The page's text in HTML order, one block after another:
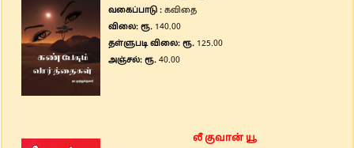
வகைப்பாடு : கவிதை
விலை: ரூ. 140.00
தள்ளுபடி விலை: ரூ. 125.00
அஞ்சல்: ரூ. 40.00
லீ குவான் யூ